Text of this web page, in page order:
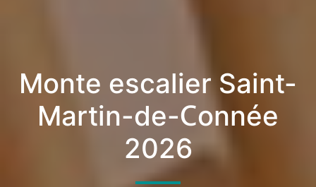
Monte escalier Saint-
Martin-de-Connée
2026